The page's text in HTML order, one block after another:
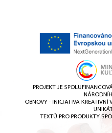
PROJEKT JE
OBNOVY - INICIATIVA KREATIVNÍ
TEXTŮ PRO PRODUKTY